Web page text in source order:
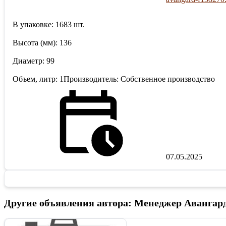
В упаковке: 1683 шт.
Высота (мм): 136
Диаметр: 99
Объем, литр: 1Производитель: Собственное производство
07.05.2025
Другие объявления автора: Менеджер